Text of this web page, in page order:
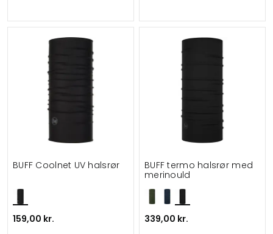
BUFF Coolnet UV halsrør
159,00 kr.
BUFF termo halsrør med
merinould
339,00 kr.